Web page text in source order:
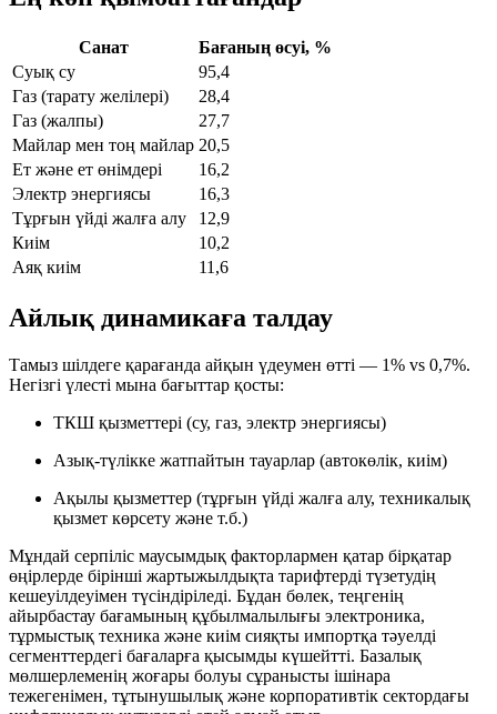
Санат
Бағаның өсуі, %
Суық су
95,4
Газ (тарату желілері)
28,4
Газ (жалпы)
27,7
Майлар мен тоң майлар 20,5
Ет және ет өнімдері
16,2
Электр энергиясы
16,3
Тұрғын үйді жалға алу
12,9
Киім
10,2
Аяқ киім
11,6
Айлық динамикаға талдау
Тамыз шілдеге қарағанда айқын үдеумен өтті — 1% vs 0,7%.
Негізгі үлесті мына бағыттар қосты:
ТКШ қызметтері (су, газ, электр энергиясы)
Азық-түлікке жатпайтын тауарлар (автокөлік, киім)
Ақылы қызметтер (тұрғын үйді жалға алу, техникалық
қызмет көрсету және т.б.)
Мұндай серпіліс маусымдық факторлармен қатар бірқатар
өңірлерде бірінші жартыжылдықта тарифтерді түзетудің
кешеуілдеуімен түсіндіріледі. Бұдан бөлек, теңгенің
айырбастау бағамының құбылмалылығы электроника,
тұрмыстық техника және киім сияқты импортқа тәуелді
сегменттердегі бағаларға қысымды күшейтті. Базалық
мөлшерлеменің жоғары болуы сұранысты ішінара
тежегенімен, тұтынушылық және корпоративтік сектордағы